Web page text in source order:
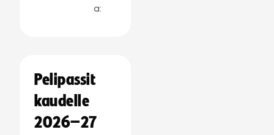
a:
Pelipassit
kaudelle
2026–27